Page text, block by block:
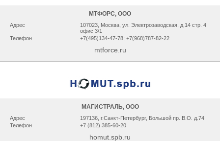
МТФОРС, ООО
Адрес
107023, Москва, ул. Электрозаводская, д.14 стр. 4
офис 3/1
Телефон
+7(495)134-47-78; +7(968)787-82-22
mtforce.ru
МАГИСТРАЛЬ, ООО
Адрес
197136, г.Санкт-Петербург, Большой пр. В.О. д.74
Телефон
+7 (812) 385-60-20
homut.spb.ru